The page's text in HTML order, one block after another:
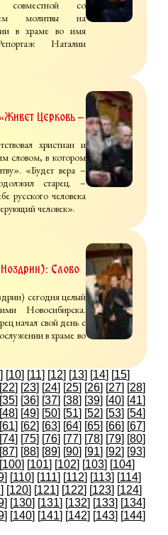
совместной со
молитвы на
в храме во имя
Наталии
Церковь –
христиан и
словом, в котором
«Будет вера –
старец. –
русского человека
человек».
Слово
сегодня целый
Новосибирска.
начал свой день с
в храме во
] [10] [11] [12] [13] [14] [15]
22] [23] [24] [25] [26] [27] [28]
35] [36] [37] [38] [39] [40] [41]
48] [49] [50] [51] [52] [53] [54]
61] [62] [63] [64] [65] [66] [67]
74] [75] [76] [77] [78] [79] [80]
87] [88] [89] [90] [91] [92] [93]
100] [101] [102] [103] [104]
] [110] [111] [112] [113] [114]
] [120] [121] [122] [123] [124]
] [130] [131] [132] [133] [134]
] [140] [141] [142] [143] [144]